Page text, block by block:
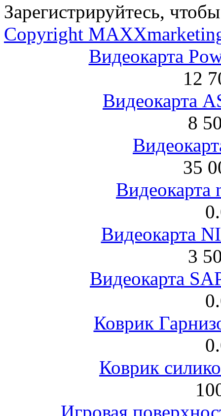
Зарегистрируйтесь,
Copyright
Видеокарта
12
Видеокарта
8
35
Видеокарта
Видеокарта
3
Видеокарта
Коврик
Коврик
Игровая